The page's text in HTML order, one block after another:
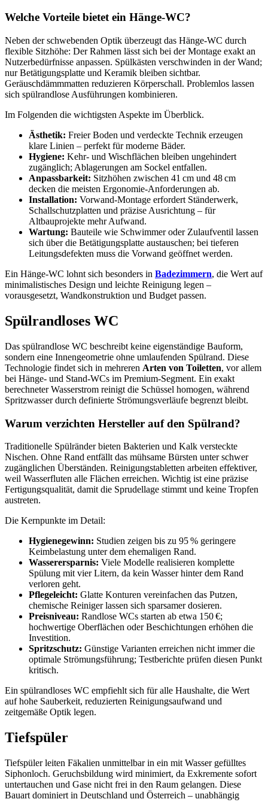
Welche Vorteile bietet ein Hänge‑WC?
Neben der schwebenden Optik überzeugt das Hänge‑WC durch
flexible Sitzhöhe: Der Rahmen lässt sich bei der Montage exakt an
Nutzerbedürfnisse anpassen. Spülkästen verschwinden in der Wand;
nur Betätigungsplatte und Keramik bleiben sichtbar.
Geräuschdämmmatten reduzieren Körperschall. Problemlos lassen
sich spülrandlose Ausführungen kombinieren.
Im Folgenden die wichtigsten Aspekte im Überblick.
Ästhetik: Freier Boden und verdeckte Technik erzeugen
klare Linien – perfekt für moderne Bäder.
Hygiene: Kehr‑ und Wischflächen bleiben ungehindert
zugänglich; Ablagerungen am Sockel entfallen.
Anpassbarkeit: Sitzhöhen zwischen 41 cm und 48 cm
decken die meisten Ergonomie‑Anforderungen ab.
Installation: Vorwand‑Montage erfordert Ständerwerk,
Schallschutzplatten und präzise Ausrichtung – für
Altbauprojekte mehr Aufwand.
Wartung: Bauteile wie Schwimmer oder Zulaufventil lassen
sich über die Betätigungsplatte austauschen; bei tieferen
Leitungsdefekten muss die Vorwand geöffnet werden.
Ein Hänge‑WC lohnt sich besonders in Badezimmern, die Wert auf
minimalistisches Design und leichte Reinigung legen –
vorausgesetzt, Wandkonstruktion und Budget passen.
Spülrandloses WC
Das spülrandlose WC beschreibt keine eigenständige Bauform,
sondern eine Innengeometrie ohne umlaufenden Spülrand. Diese
Technologie findet sich in mehreren Arten von Toiletten, vor allem
bei Hänge‑ und Stand‑WCs im Premium‑Segment. Ein exakt
berechneter Wasserstrom reinigt die Schüssel homogen, während
Spritzwasser durch definierte Strömungsverläufe begrenzt bleibt.
Warum verzichten Hersteller auf den Spülrand?
Traditionelle Spülränder bieten Bakterien und Kalk versteckte
Nischen. Ohne Rand entfällt das mühsame Bürsten unter schwer
zugänglichen Überständen. Reinigungstabletten arbeiten effektiver,
weil Wasserfluten alle Flächen erreichen. Wichtig ist eine präzise
Fertigungsqualität, damit die Sprudellage stimmt und keine Tropfen
austreten.
Die Kernpunkte im Detail:
Hygienegewinn: Studien zeigen bis zu 95 % geringere
Keimbelastung unter dem ehemaligen Rand.
Wasserersparnis: Viele Modelle realisieren komplette
Spülung mit vier Litern, da kein Wasser hinter dem Rand
verloren geht.
Pflegeleicht: Glatte Konturen vereinfachen das Putzen,
chemische Reiniger lassen sich sparsamer dosieren.
Preisniveau: Randlose WCs starten ab etwa 150 €;
hochwertige Oberflächen oder Beschichtungen erhöhen die
Investition.
Spritzschutz: Günstige Varianten erreichen nicht immer die
optimale Strömungsführung; Testberichte prüfen diesen Punkt
kritisch.
Ein spülrandloses WC empfiehlt sich für alle Haushalte, die Wert
auf hohe Sauberkeit, reduzierten Reinigungsaufwand und
zeitgemäße Optik legen.
Tiefspüler
Tiefspüler leiten Fäkalien unmittelbar in ein mit Wasser gefülltes
Siphonloch. Geruchsbildung wird minimiert, da Exkremente sofort
untertauchen und Gase nicht frei in den Raum gelangen. Diese
Bauart dominiert in Deutschland und Österreich – unabhängig